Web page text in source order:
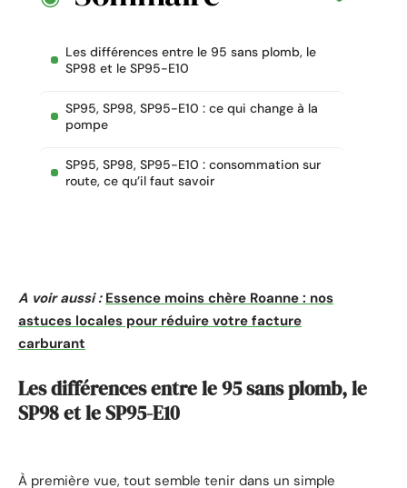
Les différences entre le 95 sans plomb, le
SP98 et le SP95-E10
SP95, SP98, SP95-E10 : ce qui change à la
pompe
SP95, SP98, SP95-E10 : consommation sur
route, ce qu’il faut savoir
A voir aussi : Essence moins chère Roanne : nos
astuces locales pour réduire votre facture
carburant
Les différences entre le 95 sans plomb, le
SP98 et le SP95-E10
À première vue, tout semble tenir dans un simple